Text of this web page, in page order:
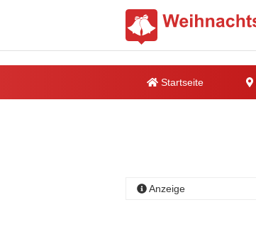
Startseite
Anzeige